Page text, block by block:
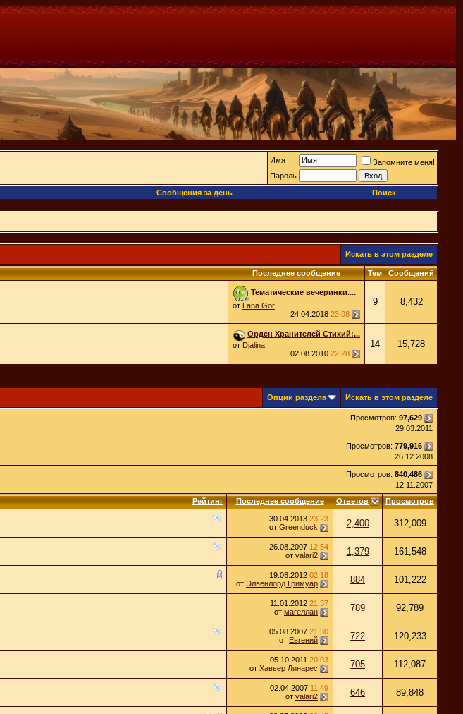
Имя
Запомните меня!
Пароль
Сообщения за день Поиск
Искать в этом разделе
Последнее сообщение Тем Сообщений
Тематические вечеринки....
от Lana Gor
24.04.2018 23:08
9 8,432
Орден Хранителей Стихий:...
от Djalina
02.08.2010 22:28
14 15,728
Опции раздела Искать в этом разделе
Просмотров: 97,629
29.03.2011
Просмотров: 779,916
26.12.2008
Просмотров: 840,486
12.11.2007
Рейтинг
Последнее сообщение Ответов Просмотров
30.04.2013 23:23
от Greenduck 2,400 312,009
26.08.2007 12:54
от valari2 1,379 161,548
19.08.2012 02:18
от Элвенлорд Гримуар 884 101,222
11.01.2012 21:37
от магеллан 789 92,789
05.08.2007 21:30
от Евгений 722 120,233
05.10.2011 20:03
от Хавьер Линарес 705 112,087
02.04.2007 11:49
от valari2 646 89,848